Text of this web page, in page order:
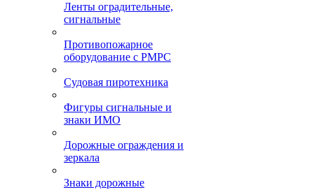
Ленты оградительные,
сигнальные
Противопожарное
оборудование с РМРС
Судовая пиротехника
Фигуры сигнальные и
знаки ИМО
Дорожные ограждения и
зеркала
Знаки дорожные